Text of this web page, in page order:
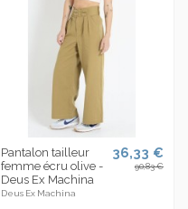
Pantalon tailleur
femme écru olive -
Deus Ex Machina
Deus Ex Machina
36,33 €
90,83 €